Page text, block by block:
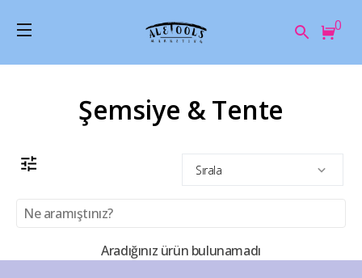
0
Şemsiye & Tente
Sırala
Aradığınız ürün bulunamadı